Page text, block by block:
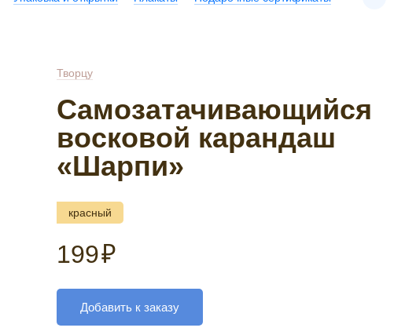
Творцу
Самозатачивающийся
восковой карандаш
«Шарпи»
красный
199₽
Добавить к заказу